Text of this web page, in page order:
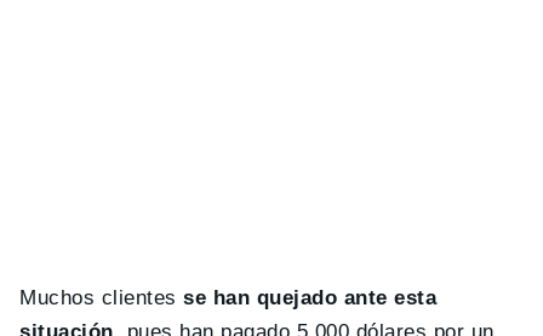
Muchos clientesse han quejado ante esta